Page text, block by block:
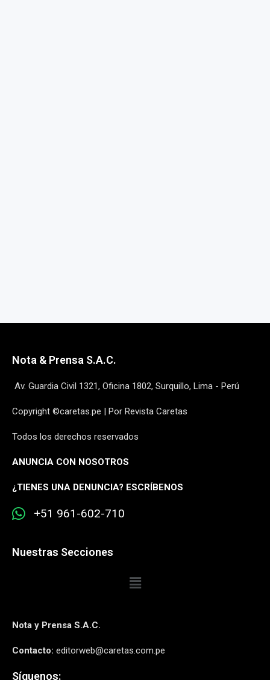
Nota & Prensa S.A.C.
Av. Guardia Civil 1321, Oficina 1802, Surquillo, Lima - Perú
Copyright ©caretas.pe | Por Revista Caretas
Todos los derechos reservados
ANUNCIA CON NOSOTROS
¿TIENES UNA DENUNCIA? ESCRÍBENOS
+51 961-602-710
Nuestras Secciones
Nota y Prensa S.A.C.
Contacto: editorweb@caretas.com.pe
Síguenos: